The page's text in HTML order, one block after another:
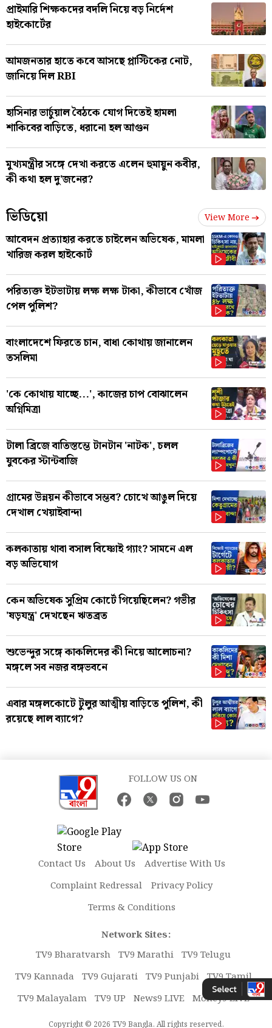
প্রাইমারি শিক্ষকদের বদলি নিয়ে বড় নির্দেশ
হাইকোর্টের
আমজনতার হাতে কবে আসছে প্লাস্টিকের নোট,
জানিয়ে দিল RBI
হাসিনার ভার্চুয়াল বৈঠকে যোগ দিতেই হামলা
শাকিবের বাড়িতে, ধরানো হল আগুন
মুখ্যমন্ত্রীর সঙ্গে দেখা করতে এলেন হুমায়ুন কবীর,
কী কথা হল দু'জনের?
ভিডিয়ো View More
আবেদন প্রত্যাহার করতে চাইলেন অভিষেক, মামলা
খারিজ করল হাইকোর্ট
পরিত্যক্ত ইটভাটায় লক্ষ লক্ষ টাকা, কীভাবে খোঁজ
পেল পুলিশ?
বাংলাদেশে ফিরতে চান, বাধা কোথায় জানালেন
তসলিমা
'কে কোথায় যাচ্ছে...', কাজের চাপ বোঝালেন
অগ্নিমিত্রা
টালা ব্রিজে বাতিস্তম্ভে টানটান 'নাটক', চলল
যুবকের স্টান্টবাজি
গ্রামের উন্নয়ন কীভাবে সম্ভব? চোখে আঙুল দিয়ে
দেখাল খেয়াইবান্দা
কলকাতায় থাবা বসাল বিষ্ণোই গ্যাং? সামনে এল
বড় অভিযোগ
কেন অভিষেক সুপ্রিম কোর্টে গিয়েছিলেন? গভীর
'ষড়যন্ত্র' দেখছেন ঋতব্রত
শুভেন্দুর সঙ্গে কাকলিদের কী নিয়ে আলোচনা?
মঙ্গলে সব নজর বঙ্গভবনে
এবার মঙ্গলকোটে টুলুর আত্মীয় বাড়িতে পুলিশ, কী
রয়েছে লাল ব্যাগে?
FOLLOW US ON
Contact Us About Us
Advertise With Us
Complaint Redressal
Privacy Policy
Terms & Conditions
Network Sites:
TV9 Bharatvarsh TV9 Marathi TV9 Telugu
TV9 Kannada TV9 Gujarati TV9 Punjabi TV9 Tamil
TV9 Malayalam TV9 UP News9 LIVE Money9 LIVE
Copyright © 2026 TV9 Bangla. All rights reserved.